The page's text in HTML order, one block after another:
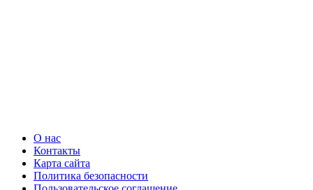
О нас
Контакты
Карта сайта
Политика безопасности